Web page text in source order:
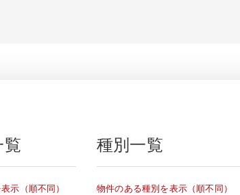
示（順不同）
種別一覧
物件のある種別を表示（順不同）